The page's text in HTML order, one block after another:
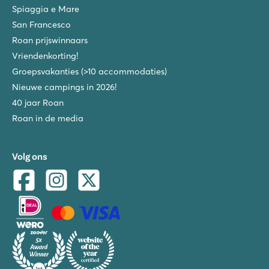
Spiaggia e Mare
San Francesco
Roan prijswinnaars
Vriendenkorting!
Groepsvakanties (>10 accommodaties)
Nieuwe campings in 2026!
40 jaar Roan
Roan in de media
Volg ons